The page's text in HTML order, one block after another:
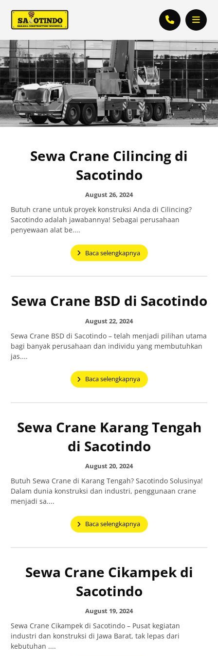
Sewa Crane Cilincing di
Sacotindo
August 26, 2024
Butuh crane untuk proyek konstruksi Anda di Cilincing?
Sacotindo adalah jawabannya! Sebagai perusahaan
penyewaan alat be....
Baca selengkapnya
Sewa Crane BSD di Sacotindo
August 22, 2024
Sewa Crane BSD di Sacotindo – telah menjadi pilihan utama
bagi banyak perusahaan dan individu yang membutuhkan
jas....
Baca selengkapnya
Sewa Crane Karang Tengah
di Sacotindo
August 20, 2024
Butuh Sewa Crane di Karang Tengah? Sacotindo Solusinya!
Dalam dunia konstruksi dan industri, penggunaan crane
menjadi sa....
Baca selengkapnya
Sewa Crane Cikampek di
Sacotindo
August 19, 2024
Sewa Crane Cikampek di Sacotindo – Pusat kegiatan
industri dan konstruksi di Jawa Barat, tak lepas dari
kebutuhan ....